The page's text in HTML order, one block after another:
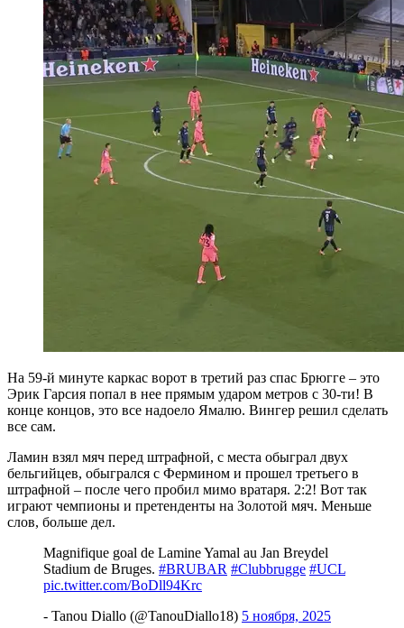
На 59-й минуте каркас ворот в третий раз спас Брюгге – это
Эрик Гарсия попал в нее прямым ударом метров с 30-ти! В
конце концов, это все надоело Ямалю. Вингер решил сделать
все сам.
Ламин взял мяч перед штрафной, с места обыграл двух
бельгийцев, обыгрался с Фермином и прошел третьего в
штрафной – после чего пробил мимо вратаря. 2:2! Вот так
играют чемпионы и претенденты на Золотой мяч. Меньше
слов, больше дел.
Magnifique goal de Lamine Yamal au Jan Breydel
Stadium de Bruges. #BRUBAR #Clubbrugge #UCL
pic.twitter.com/BoDll94Krc
- Tanou Diallo (@TanouDiallo18) 5 ноября, 2025